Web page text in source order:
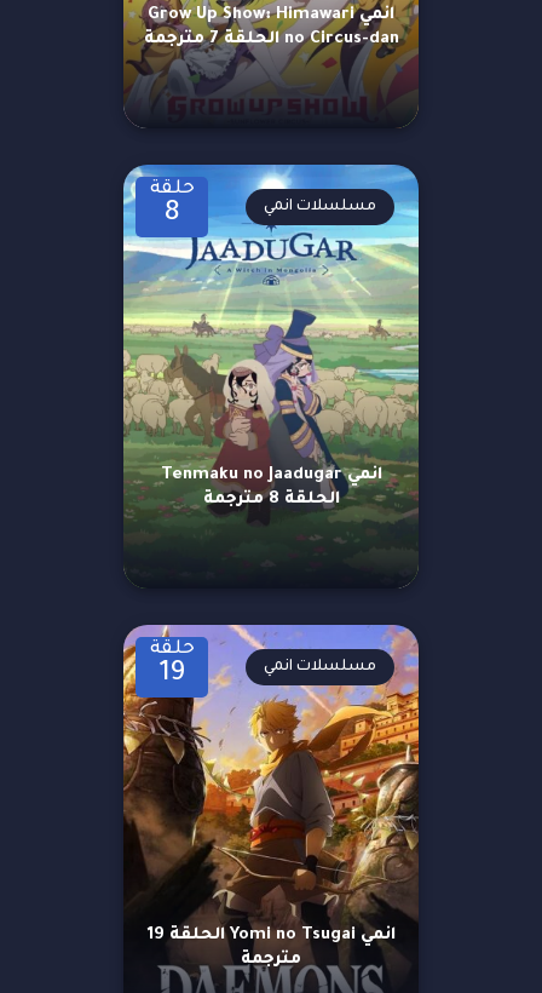
انمي Grow Up Show: Himawari
no Circus-dan الحلقة 7 مترجمة
حلقة
8
انمي Tenmaku no Jaadugar
الحلقة 8 مترجمة
مسلسلات انمي
حلقة
19
انمي Yomi no Tsugai الحلقة 19
مترجمة
مسلسلات انمي